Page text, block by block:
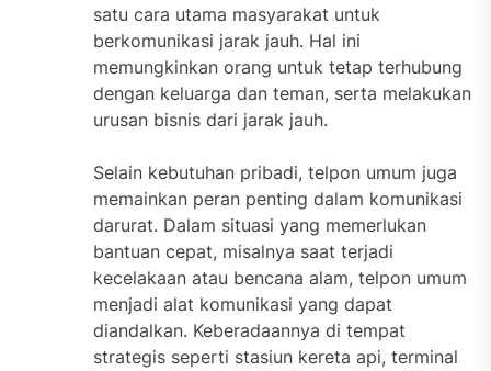
satu cara utama masyarakat untuk
berkomunikasi jarak jauh. Hal ini
memungkinkan orang untuk tetap terhubung
dengan keluarga dan teman, serta melakukan
urusan bisnis dari jarak jauh.
Selain kebutuhan pribadi, telpon umum juga
memainkan peran penting dalam komunikasi
darurat. Dalam situasi yang memerlukan
bantuan cepat, misalnya saat terjadi
kecelakaan atau bencana alam, telpon umum
menjadi alat komunikasi yang dapat
diandalkan. Keberadaannya di tempat
strategis seperti stasiun kereta api, terminal